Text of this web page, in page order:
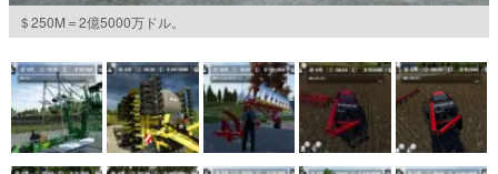
特集記事
マンガ
女性向け
アプリレビュー
＄250M＝2億5000万ドル。